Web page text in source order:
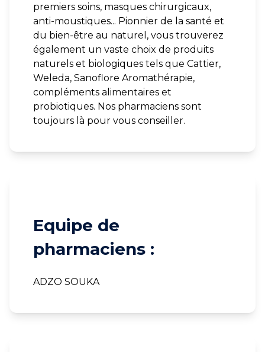
premiers soins, masques chirurgicaux,
anti-moustiques... Pionnier de la santé et
du bien-être au naturel, vous trouverez
également un vaste choix de produits
naturels et biologiques tels que Cattier,
Weleda, Sanoflore Aromathérapie,
compléments alimentaires et
probiotiques. Nos pharmaciens sont
toujours là pour vous conseiller.
Equipe de
pharmaciens :
ADZO SOUKA